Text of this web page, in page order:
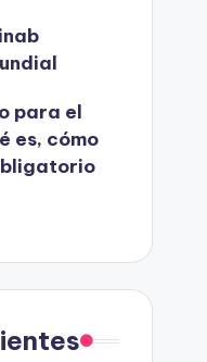
para el
es, cómo